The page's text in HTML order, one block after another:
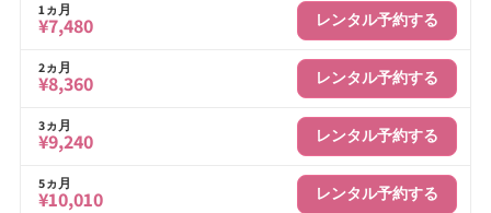
1ヵ月
¥7,480 レンタル予約する
2ヵ月
¥8,360 レンタル予約する
3ヵ月
¥9,240 レンタル予約する
5ヵ月
¥10,010 レンタル予約する